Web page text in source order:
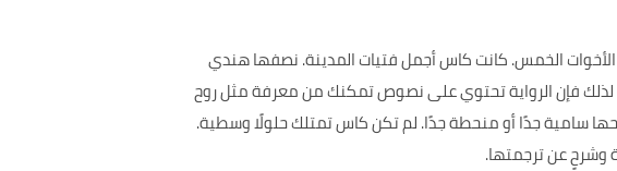
الخمس. كانت كاس أجمل فتيات المدينة. نصفها هندي
لذلك فإن الرواية تحتوي على نصوص تمكنك من معرفة مثل روح
سامية جدًا أو منحطة جدًا. لم تكن كاس تمتلك حلولًا وسطية.
وشرحٍ عن ترجمتها.